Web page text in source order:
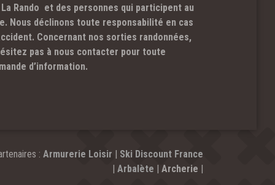
Rando et des personnes qui participent au
Nous déclinons toute responsabilité en cas
Concernant nos sorties randonnées,
pas à nous contacter pour toute
d’information.
: Armurerie Loisir | Ski Discount France
| Arbalète | Archerie |